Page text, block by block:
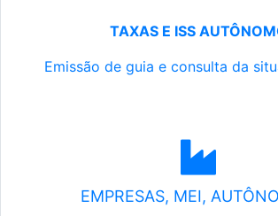
TAXAS E ISS
Emissão de guia e consulta da
EMPRESAS, MEI,